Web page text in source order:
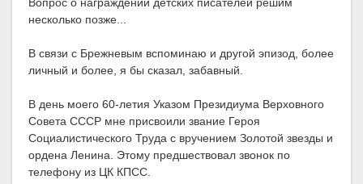
Вопрос о награждении детских писателей решим
несколько позже...
В связи с Брежневым вспоминаю и другой эпизод, более
личный и более, я бы сказал, забавный.
В день моего 60-летия Указом Президиума Верховного
Совета СССР мне присвоили звание Героя
Социалистического Труда с вручением Золотой звезды и
ордена Ленина. Этому предшествовал звонок по
телефону из ЦК КПСС.